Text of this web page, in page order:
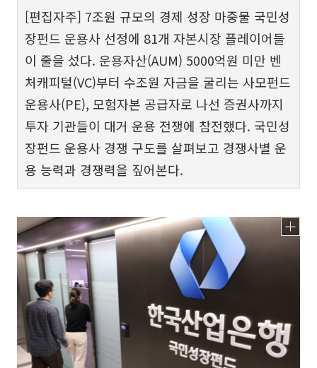
[편집자주] 7조원 규모의 경제 성장 마중물 국민성
장펀드 운용사 선정에 81개 자본시장 플레이어들
이 줄을 섰다. 운용자산(AUM) 5000억원 미만 벤
처캐피털(VC)부터 수조원 자금을 굴리는 사모펀드
운용사(PE), 모험자본 공급자로 나선 증권사까지
투자 기관들이 대거 운용 전쟁에 참전했다. 국민성
장펀드 운용사 경쟁 구도를 살펴보고 경쟁사별 운
용 능력과 경쟁력을 짚어본다.